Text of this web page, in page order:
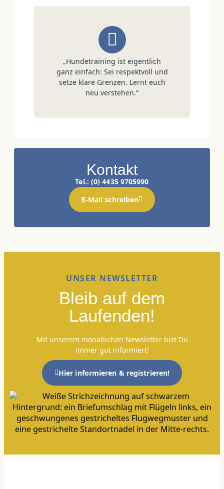
„Hundetraining ist eigentlich
ganz einfach: Sei respektvoll und
setze klare Grenzen. Lernt euch
neu verstehen.“
Kontakt
Tel.: (0) 4435 9705990
E-Mail schreiben
UNSER NEWSLETTER
Bleib auf dem
Laufenden!
Mit unserem monatlichen Newsletter bist Du
immer gut informiert!
Hier informieren & registrieren!